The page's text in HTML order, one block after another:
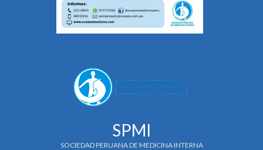
SPMI
SOCIEDAD PERUANA DE MEDICINA INTERNA